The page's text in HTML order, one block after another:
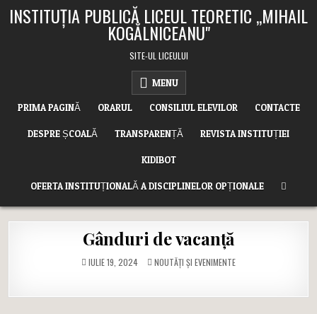
INSTITUȚIA PUBLICĂ LICEUL TEORETIC ,,MIHAIL
KOGĂLNICEANU"
SITE-UL LICEULUI
MENU
PRIMA PAGINĂ ORARUL CONSILIUL ELEVILOR CONTACTE
DESPRE ȘCOALĂ TRANSPARENȚĂ REVISTA INSTITUȚIEI
KIDIBOT
OFERTA INSTITUȚIONALĂ A DISCIPLINELOR OPȚIONALE
Gânduri de vacanță
IULIE 19, 2024 POSTED
IN
NOUTĂȚI ȘI EVENIMENTE